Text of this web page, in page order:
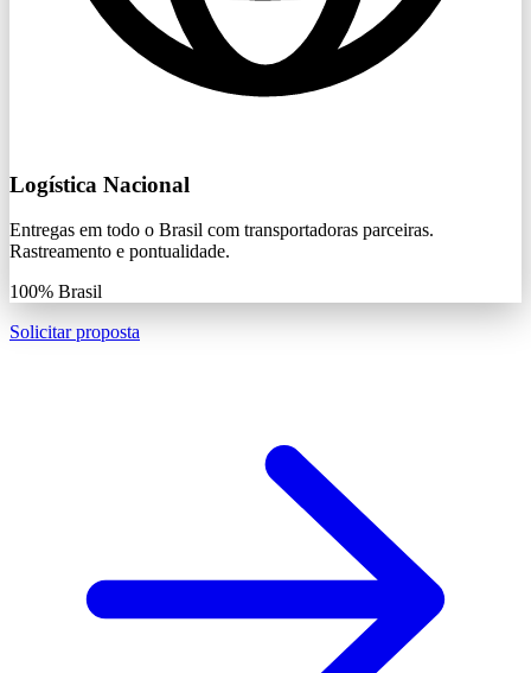
Logística Nacional
Entregas em todo o Brasil com transportadoras parceiras.
Rastreamento e pontualidade.
100% Brasil
Solicitar proposta